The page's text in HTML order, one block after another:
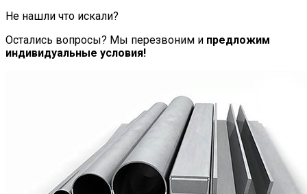
Не нашли что искали?
Остались вопросы? Мы перезвоним и предложим
индивидуальные условия!